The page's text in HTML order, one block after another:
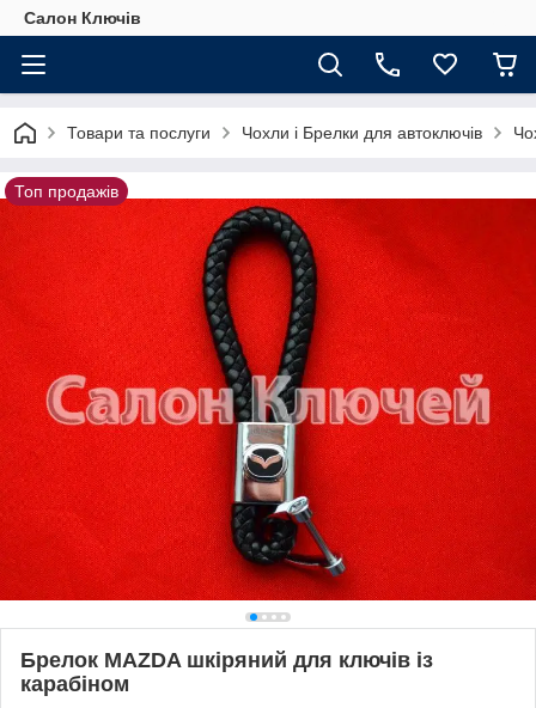
Салон Ключів
Товари та послуги Чохли і Брелки для автоключів
Топ продажів
Брелок MAZDA шкіряний для ключів із
карабіном